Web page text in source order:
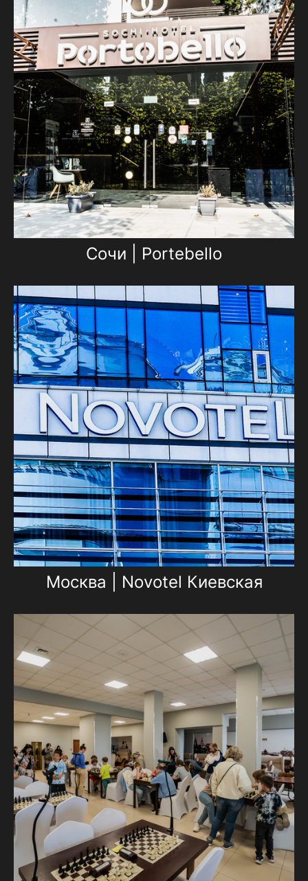
Сочи | Portebello
Москва | Novotel Киевская